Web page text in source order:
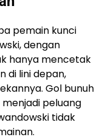
pemain kunci
dengan
hanya mencetak
di lini depan,
Gol bunuh
peluang
tidak